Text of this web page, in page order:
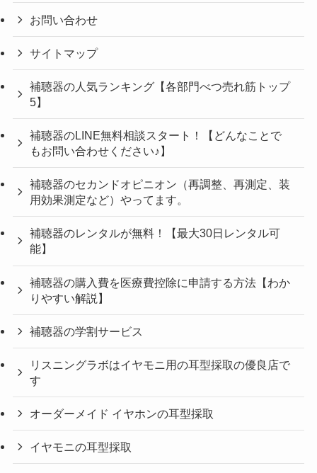
お問い合わせ
サイトマップ
補聴器の人気ランキング【各部門べつ売れ筋トップ
5】
補聴器のLINE無料相談スタート！【どんなことで
もお問い合わせください♪】
補聴器のセカンドオピニオン（再調整、再測定、装
用効果測定など）やってます。
補聴器のレンタルが無料！【最大30日レンタル可
能】
補聴器の購入費を医療費控除に申請する方法【わか
りやすい解説】
補聴器の学割サービス
リスニングラボはイヤモニ用の耳型採取の優良店で
す
オーダーメイド イヤホンの耳型採取
イヤモニの耳型採取